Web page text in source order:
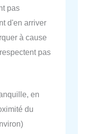
pas
d'en arriver
à cause
pas
en
du